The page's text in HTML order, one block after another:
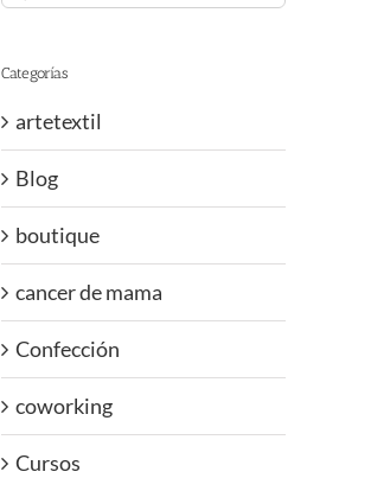
Categorías
artetextil
Blog
boutique
cancer de mama
Confección
coworking
Cursos